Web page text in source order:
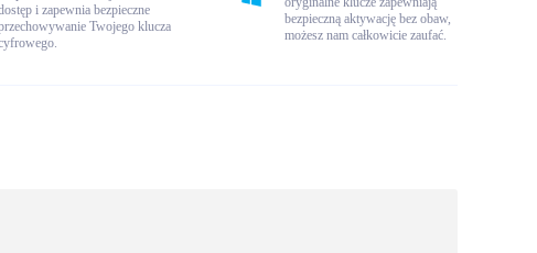
i zapewnia bezpieczne
Twojego klucza
bezpieczną aktywację bez obaw,
możesz nam całkowicie zaufać.